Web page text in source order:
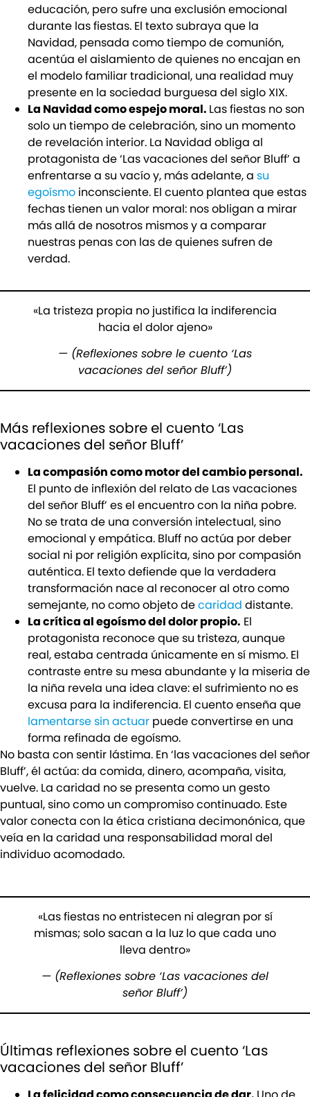
educación, pero sufre una exclusión emocional
durante las fiestas. El texto subraya que la
Navidad, pensada como tiempo de comunión,
acentúa el aislamiento de quienes no encajan en
el modelo familiar tradicional, una realidad muy
presente en la sociedad burguesa del siglo XIX.
La Navidad como espejo moral. Las fiestas no son
solo un tiempo de celebración, sino un momento
de revelación interior. La Navidad obliga al
protagonista de ‘Las vacaciones del señor Bluff’ a
enfrentarse a su vacío y, más adelante, a su
egoísmo inconsciente. El cuento plantea que estas
fechas tienen un valor moral: nos obligan a mirar
más allá de nosotros mismos y a comparar
nuestras penas con las de quienes sufren de
verdad.
«La tristeza propia no justifica la indiferencia
hacia el dolor ajeno»
— (Reflexiones sobre le cuento ‘Las
vacaciones del señor Bluff’)
Más reflexiones sobre el cuento ‘Las
vacaciones del señor Bluff’
La compasión como motor del cambio personal.
El punto de inflexión del relato de Las vacaciones
del señor Bluff’ es el encuentro con la niña pobre.
No se trata de una conversión intelectual, sino
emocional y empática. Bluff no actúa por deber
social ni por religión explícita, sino por compasión
auténtica. El texto defiende que la verdadera
transformación nace al reconocer al otro como
semejante, no como objeto decaridad distante.
La crítica al egoísmo del dolor propio. El
protagonista reconoce que su tristeza, aunque
real, estaba centrada únicamente en sí mismo. El
contraste entre su mesa abundante y la miseria de
la niña revela una idea clave: el sufrimiento no es
excusa para la indiferencia. El cuento enseña que
lamentarse sin actuar puede convertirse en una
forma refinada de egoísmo.
No basta con sentir lástima. En ‘las vacaciones del señor
Bluff’, él actúa: da comida, dinero, acompaña, visita,
vuelve. La caridad no se presenta como un gesto
puntual, sino como un compromiso continuado. Este
valor conecta con la ética cristiana decimonónica, que
veía en la caridad una responsabilidad moral del
individuo acomodado.
«Las fiestas no entristecen ni alegran por sí
mismas; solo sacan a la luz lo que cada uno
lleva dentro»
— (Reflexiones sobre ‘Las vacaciones del
señor Bluff’)
Últimas reflexiones sobre el cuento ‘Las
vacaciones del señor Bluff’